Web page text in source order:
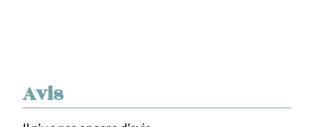
Avis